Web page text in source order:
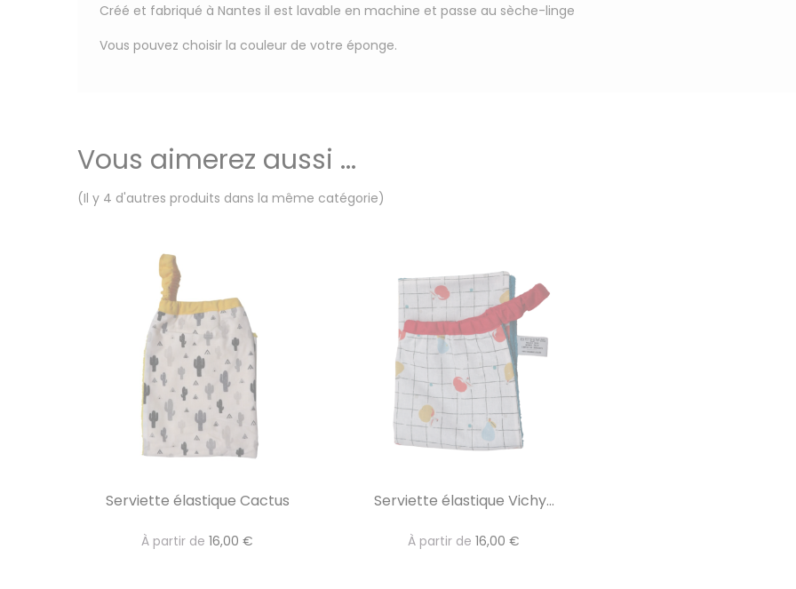
Créé et fabriqué à Nantes il est lavable en machine et passe au sèche-linge
Vous pouvez choisir la couleur de votre éponge.
Vous aimerez aussi ...
(Il y 4 d'autres produits dans la même catégorie)
Serviette élastique Cactus
À partir de 16,00 €
Serviette élastique Vichy...
À partir de 16,00 €